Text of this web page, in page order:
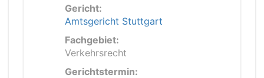
Gericht:
Amtsgericht Stuttgart
Fachgebiet:
Verkehrsrecht
Gerichtstermin: